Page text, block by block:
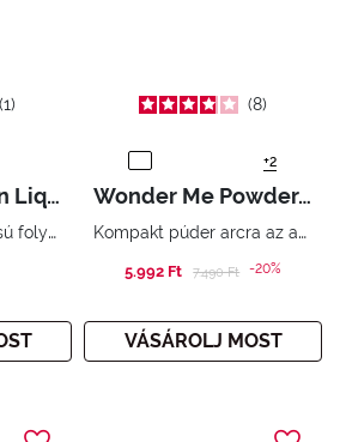
1
Glow Obsession Liquid Highlighter
All over fémes hatású folyékony highlighter.
8
+2
Wonder Me Powder-no-Powder
Kompakt púder arcra az azonnali tökéletességért.
5.992 Ft Price reduced from
7.490 Ftto-20%
VÁSÁROLJ MOST